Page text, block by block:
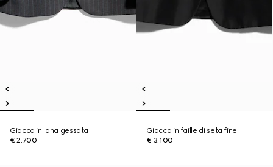
Giacca in lana gessata
€ 2.700
Giacca in faille di seta fine
€ 3.100